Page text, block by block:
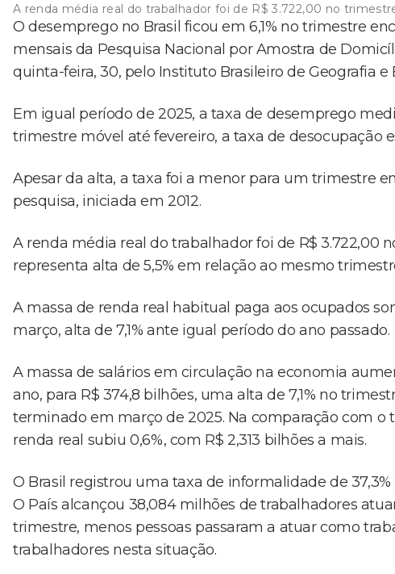
A renda média real do trabalhador foi de R$ 3.722,00 no
O desemprego no Brasil ficou em 6,1% no trimestre
mensais da Pesquisa Nacional por Amostra de
quinta-feira, 30, pelo Instituto Brasileiro de Geografia e
Em igual período de 2025, a taxa de desemprego
trimestre móvel até fevereiro, a taxa de desocupação
Apesar da alta, a taxa foi a menor para um trimestre
pesquisa, iniciada em 2012.
A renda média real do trabalhador foi de R$ 3.722,00
representa alta de 5,5% em relação ao mesmo
A massa de renda real habitual paga aos ocupados
março, alta de 7,1% ante igual período do ano passado.
A massa de salários em circulação na economia
ano, para R$ 374,8 bilhões, uma alta de 7,1% no
terminado em março de 2025. Na comparação com
renda real subiu 0,6%, com R$ 2,313 bilhões a mais.
O Brasil registrou uma taxa de informalidade de
O País alcançou 38,084 milhões de trabalhadores
trimestre, menos pessoas passaram a atuar como
trabalhadores nesta situação.